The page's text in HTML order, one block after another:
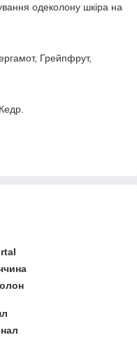
одеколону шкіра на
Грейпфрут,